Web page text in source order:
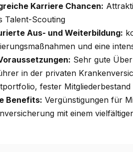
Karriere Chancen:
Talent-Scouting
Aus- und Weiterbildung:
und eine
Sehr gute
in der privaten
fester
Benefits: Vergünstigungen für
mit einem